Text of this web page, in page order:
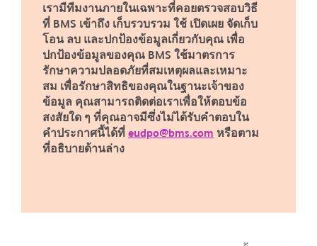
เรามีทีมงานภายในเฉพาะที่คอยตรวจสอบวิธี
ที่ BMS เข้าถึง เก็บรวบรวม ใช้ เปิดเผย จัดเก็บ
โอน ลบ และปกป้องข้อมูลเกี่ยวกับคุณ เพื่อ
ปกป้องข้อมูลของคุณ BMS ใช้มาตรการ
รักษาความปลอดภัยที่สมเหตุผลและเหมาะ
สม เพื่อรักษาสิทธิของคุณในฐานะเจ้าของ
ข้อมูล คุณสามารถติดต่อเราเพื่อให้ตอบข้อ
สงสัยใด ๆ ที่คุณอาจมีซึ่งไม่ได้รับคำตอบใน
คำประกาศนี้ได้ที่ eudpo@bms.com หรือตาม
ที่อธิบายด้านล่าง